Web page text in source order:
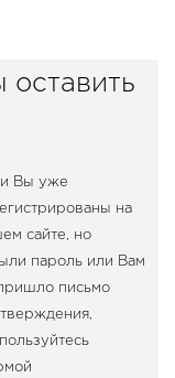
оставить
Вы уже
на
сайте, но
пароль или Вам
письмо